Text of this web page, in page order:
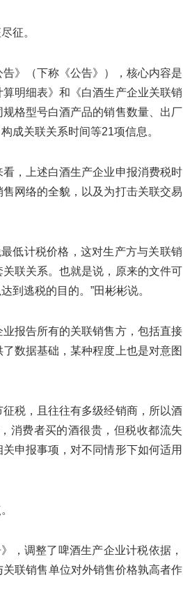
征。
》（下称《公告》），核心内容是
明细表》和《白酒生产企业关联销
格型号白酒产品的销售数量、出厂
成关联关系时间等21项信息。
，上述白酒生产企业申报消费税时
网络的全貌，以及为打击关联交易
低计税价格，这对生产方与关联销
联关系。也就是说，原来的文件可
到逃税的目的。”田彬彬说。
报告所有的关联销售方，包括直接
数据基础，某种程度上也是对意图
税，且往往有多级经销商，所以酒
消费者买的酒很贵，但税收都流失
申报事项，对不同情形下如何适用
，调整了啤酒生产企业计税依据，
联销售单位对外销售价格孰高者作